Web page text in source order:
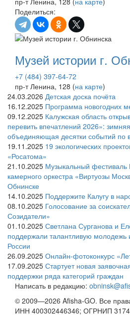
Поделиться:
Музей истории г.
+7 (484) 397-64-72
пр-т Ленина, 128 (на карте)
24.03.2026 Детская доска почёта
16.12.2025 Программа новогодних
09.12.2025 Калужская область
перевить впечатлений 2026»:
объединяющая десятки событий по
19.11.2025 19 экологических
«Росатома»
21.10.2025 Музыкальный
камерного оркестра «Виртуозы
Обнинске
14.10.2025 Поддержите Калугу в
08.10.2025 Голосование за
Созидатели»
01.10.2025 Светлана Сурганова и
поддержали талантливую молодежь
России
26.09.2025 Онлайн-фотоконкурс
17.09.2025 Стартует новая
поддержки ряда категорий граждан
Написать в редакцию:
© 2009—2026 Afisha-GO. Все
ИНН 400302446346; ОГРНИП